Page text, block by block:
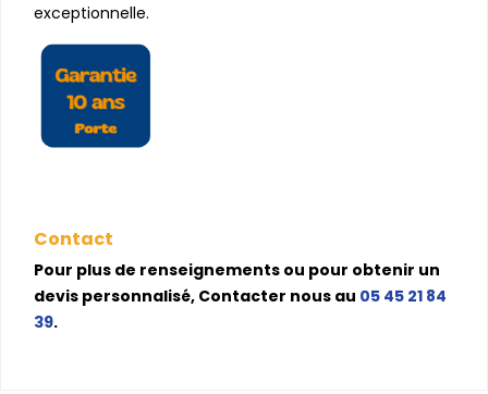
exceptionnelle.
Contact
Pour plus de renseignements ou pour obtenir un
devis personnalisé, Contacter nous au 05 45 21 84
39.